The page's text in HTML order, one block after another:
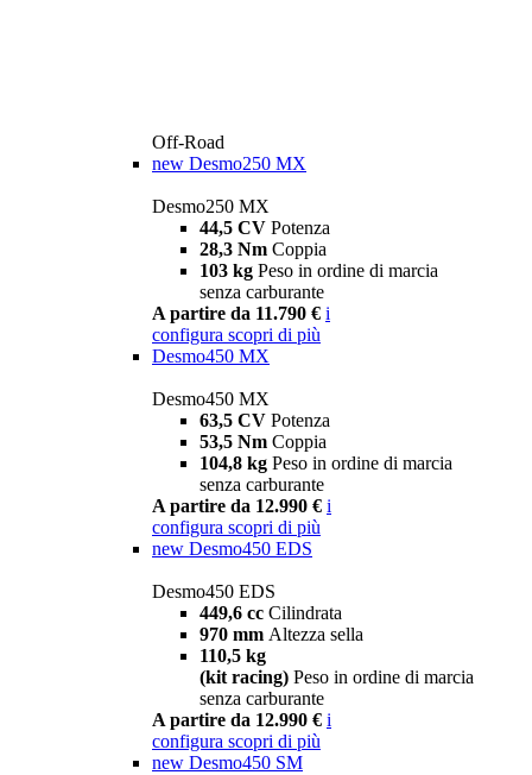
Off-Road
new Desmo250 MX
Desmo250 MX
44,5 CV Potenza
28,3 Nm Coppia
103 kg Peso in ordine di marcia
senza carburante
A partire da 11.790 € i
configura scopri di più
Desmo450 MX
Desmo450 MX
63,5 CV Potenza
53,5 Nm Coppia
104,8 kg Peso in ordine di marcia
senza carburante
A partire da 12.990 € i
configura scopri di più
new Desmo450 EDS
Desmo450 EDS
449,6 cc Cilindrata
970 mm Altezza sella
110,5 kg
(kit racing) Peso in ordine di marcia
senza carburante
A partire da 12.990 € i
configura scopri di più
new Desmo450 SM